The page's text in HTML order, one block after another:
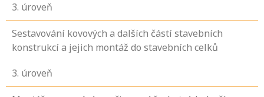
3. úroveň
Sestavování kovových a dalších částí stavebních
konstrukcí a jejich montáž do stavebních celků
3. úroveň